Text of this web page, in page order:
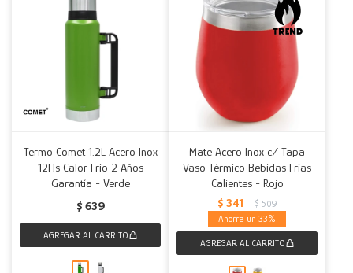
Termo Comet 1.2L Acero Inox
12Hs Calor Frío 2 Años
Garantía - Verde
$ 639
Mate Acero Inox c/ Tapa
Vaso Térmico Bebidas Frías
Calientes - Rojo
$ 341 $ 509
33